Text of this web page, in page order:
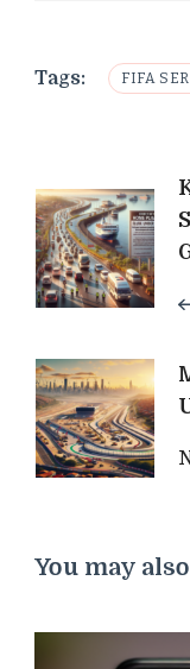
Tags: FIFA
Post
You may